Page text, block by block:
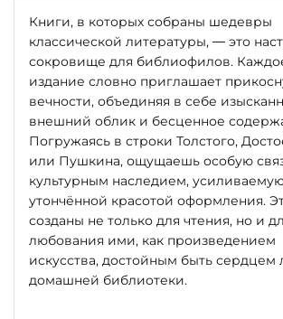
Книги, в которых собраны шедевры
классической литературы, — это
сокровище для библиофилов.
издание словно приглашает
вечности, объединяя в себе
внешний облик и бесценное
Погружаясь в строки Толстого,
или Пушкина, ощущаешь особую
культурным наследием,
утончённой красотой оформления.
созданы не только для чтения, но и
любования ими, как произведением
искусства, достойным быть сердцем
домашней библиотеки.